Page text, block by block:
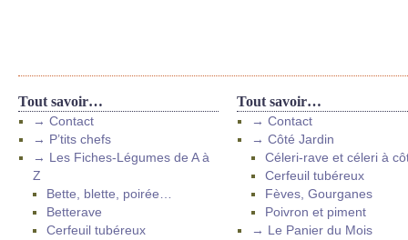
Tout savoir…
→ Contact
→ P’tits chefs
→ Les Fiches-Légumes de A à
Z
Bette, blette, poirée…
Betterave
Cerfeuil tubéreux
Tout savoir…
→ Contact
→ Côté Jardin
Céleri-rave et céleri à
Cerfeuil tubéreux
Fèves, Gourganes
Poivron et piment
→ Le Panier du Mois